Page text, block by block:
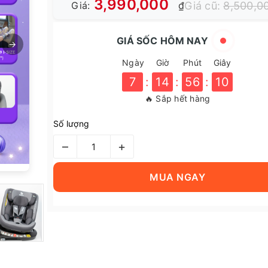
→
Giá: 3,990,000 ₫Giá cũ:
GIÁ SỐC HÔM NAY
Ngày Giờ Phút Giây
7 : 14 : 56 : 09
🔥 Sắp hết hàng
Số lượng
– +
MUA NGAY